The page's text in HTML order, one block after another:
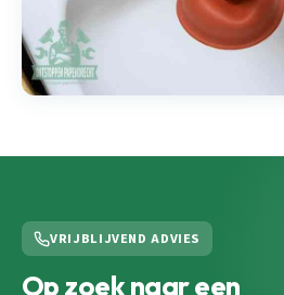
VRIJBLIJVEND ADVIES
Op zoek naar een